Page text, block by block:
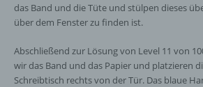
das Band und die Tüte und stülpen dieses
über dem Fenster zu finden ist.
Abschließend zur Lösung von Level 11 von
wir das Band und das Papier und platzieren
Schreibtisch rechts von der Tür. Das blaue